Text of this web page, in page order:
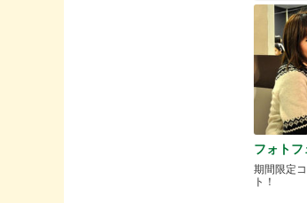
フォト
期間限定
ト！